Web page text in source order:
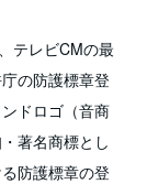
テレビCMの最
の防護標章登
ドロゴ（音商
著名商標とし
防護標章の登